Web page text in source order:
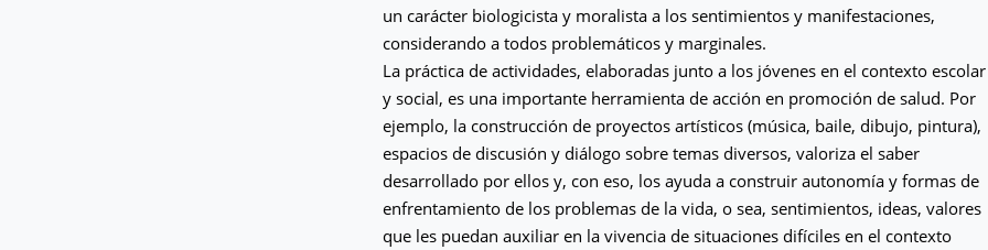
un carácter biologicista y moralista a los sentimientos y manifestaciones,
considerando a todos problemáticos y marginales.
La práctica de actividades, elaboradas junto a los jóvenes en el contexto escolar
y social, es una importante herramienta de acción en promoción de salud. Por
ejemplo, la construcción de proyectos artísticos (música, baile, dibujo, pintura),
espacios de discusión y diálogo sobre temas diversos, valoriza el saber
desarrollado por ellos y, con eso, los ayuda a construir autonomía y formas de
enfrentamiento de los problemas de la vida, o sea, sentimientos, ideas, valores
que les puedan auxiliar en la vivencia de situaciones difíciles en el contexto